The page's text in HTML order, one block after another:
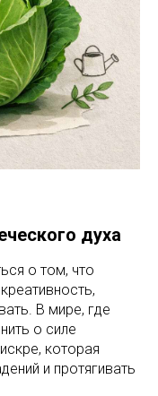
духа
о том, что
В мире, где
о силе
которая
и протягивать